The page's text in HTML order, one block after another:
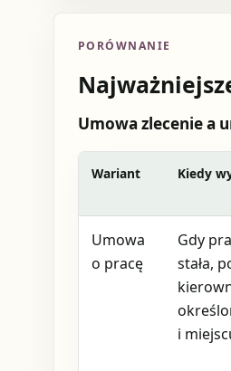
PORÓWNANIE
Umowa zlecenie a
Wariant Kiedy
Umowa
o pracę
Gdy
stała,
i